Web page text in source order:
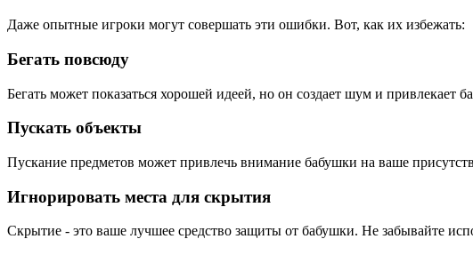
Даже опытные игроки могут совершать эти ошибки. Вот, как их избежать:
Бегать повсюду
Бегать может показаться хорошей идеей, но он создает шум и привлекает
Пускать объекты
Пускание предметов может привлечь внимание бабушки на ваше
Игнорировать места для скрытия
Скрытие - это ваше лучшее средство защиты от бабушки. Не забывайте